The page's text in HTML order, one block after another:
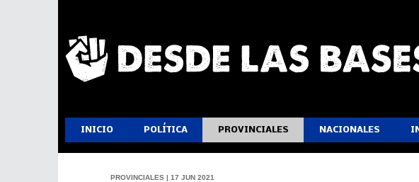
INICIO POLÍTICA PROVINCIALES NACIONALES
PROVINCIALES | 17 JUN 2021